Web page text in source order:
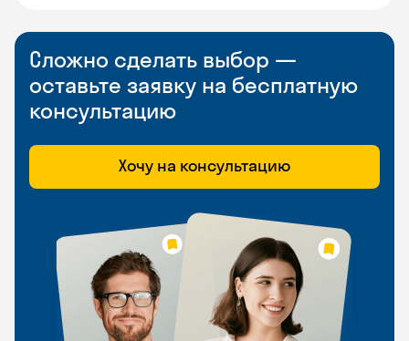
Сложно сделать выбор —
оставьте заявку на бесплатную
консультацию
Хочу на консультацию